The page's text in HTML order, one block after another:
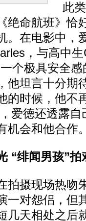
此
绝命航班》恰
。在电影中，
，与高中
个极具安全
他坦言十分期
的时候，他不
爱德还透露
机会和他合作
“绯闻男孩”拍
摄现场热吻
一对怨侣，但
几天相处之后